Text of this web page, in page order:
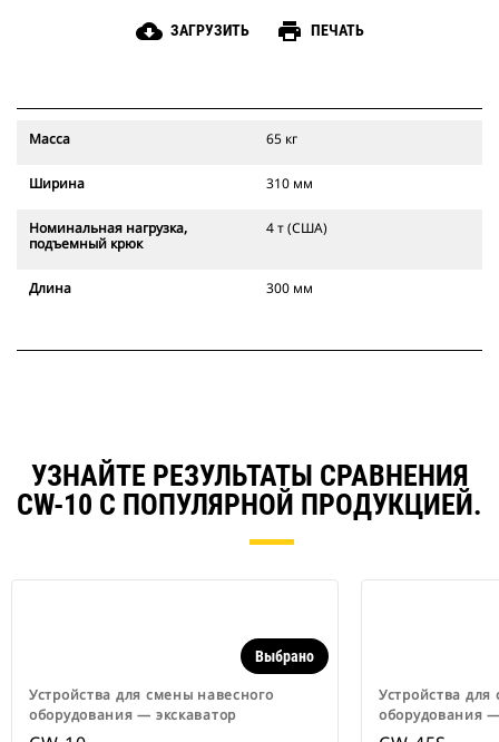
cloud_download ЗАГРУЗИТЬ print ПЕЧАТЬ
Масса 65 кг
Ширина 310 мм
Номинальная нагрузка,
подъемный крюк
4 т (США)
Длина 300 мм
УЗНАЙТЕ РЕЗУЛЬТАТЫ СРАВНЕНИЯ
CW-10 С ПОПУЛЯРНОЙ ПРОДУКЦИЕЙ.
Устройства для смены навесного
оборудования ― экскаватор
Выбрано
Устройства
оборудования